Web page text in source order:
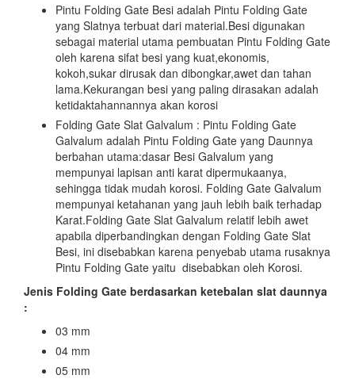
Pintu Folding Gate Besi adalah Pintu Folding Gate
yang Slatnya terbuat dari material.Besi digunakan
sebagai material utama pembuatan Pintu Folding Gate
oleh karena sifat besi yang kuat,ekonomis,
kokoh,sukar dirusak dan dibongkar,awet dan tahan
lama.Kekurangan besi yang paling dirasakan adalah
ketidaktahannannya akan korosi
Folding Gate Slat Galvalum : Pintu Folding Gate
Galvalum adalah Pintu Folding Gate yang Daunnya
berbahan utama:dasar Besi Galvalum yang
mempunyai lapisan anti karat dipermukaanya,
sehingga tidak mudah korosi. Folding Gate Galvalum
mempunyai ketahanan yang jauh lebih baik terhadap
Karat.Folding Gate Slat Galvalum relatif lebih awet
apabila diperbandingkan dengan Folding Gate Slat
Besi, ini disebabkan karena penyebab utama rusaknya
Pintu Folding Gate yaitu disebabkan oleh Korosi.
Jenis Folding Gate berdasarkan ketebalan slat daunnya
:
03 mm
04 mm
05 mm